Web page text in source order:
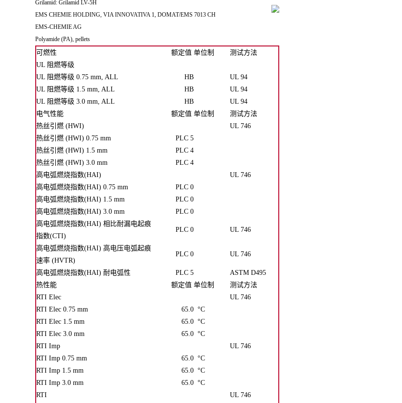
Grilamid: Grilamid LV-5H
EMS CHEMIE HOLDING, VIA INNOVATIVA 1, DOMAT/EMS 7013 CH
EMS-CHEMIE AG
Polyamide (PA), pellets
可燃性 额定值 单位制
测试方法
UL 阻燃等级
UL 阻燃等级 0.75 mm, ALL
HB
UL 94
UL 阻燃等级 1.5 mm, ALL
HB
UL 94
UL 阻燃等级 3.0 mm, ALL
HB
UL 94
电气性能
额定值 单位制
测试方法
热丝引燃 (HWI)
UL 746
热丝引燃 (HWI) 0.75 mm
PLC 5
热丝引燃 (HWI) 1.5 mm
PLC 4
热丝引燃 (HWI) 3.0 mm
PLC 4
高电弧燃烧指数(HAI)
UL 746
高电弧燃烧指数(HAI) 0.75 mm
PLC 0
高电弧燃烧指数(HAI) 1.5 mm
PLC 0
高电弧燃烧指数(HAI) 3.0 mm
PLC 0
高电弧燃烧指数(HAI) 相比耐漏电起痕
指数(CTI)
PLC 0 UL 746
高电弧燃烧指数(HAI) 高电压电弧起痕
速率 (HVTR)
PLC 0 UL 746
高电弧燃烧指数(HAI) 耐电弧性 PLC 5
ASTM D495
热性能
额定值 单位制
测试方法
RTI Elec
UL 746
RTI Elec 0.75 mm
65.0 °C
RTI Elec 1.5 mm
65.0 °C
RTI Elec 3.0 mm
65.0 °C
RTI Imp
UL 746
RTI Imp 0.75 mm
65.0 °C
RTI Imp 1.5 mm
65.0 °C
RTI Imp 3.0 mm
65.0 °C
RTI
UL 746